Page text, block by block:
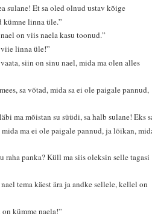
sulane! Et sa oled olnud ustav kõige
kümne linna üle.”
on viis naela kasu toonud.”
viie linna üle!”
siin on sinu nael, mida ma olen alles
sa võtad, mida sa ei ole paigale pannud,
ma mõistan su süüdi, sa halb sulane! Eks
ma ei ole paigale pannud, ja lõikan,
raha panka? Küll ma siis oleksin selle tagasi
tema käest ära ja andke sellele, kellel on
kümme naela!”